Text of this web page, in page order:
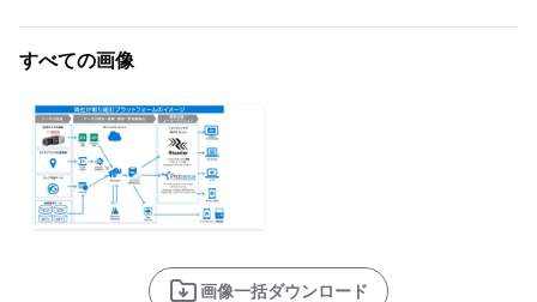
すべての画像
画像一括ダウンロード